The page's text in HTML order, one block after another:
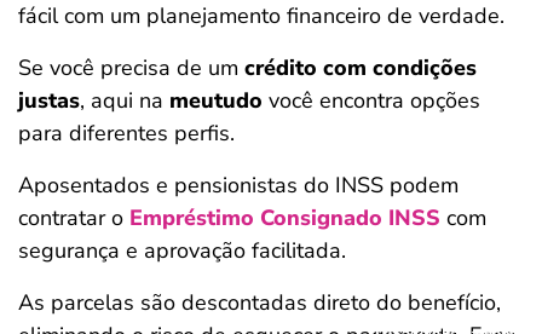
fácil com um planejamento financeiro de verdade.
Se você precisa de um crédito com condições
justas, aqui na meutudo você encontra opções
para diferentes perfis.
Aposentados e pensionistas do INSS podem
contratar o Empréstimo Consignado INSS com
segurança e aprovação facilitada.
As parcelas são descontadas direto do benefício,